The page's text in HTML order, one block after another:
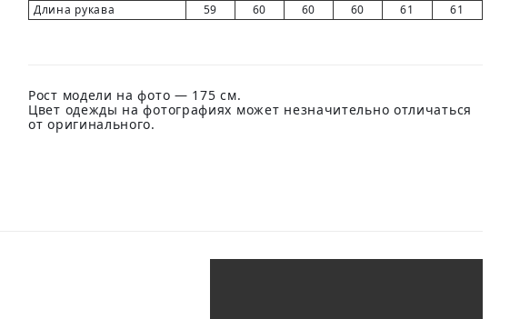
Длина рукава
59 60 60 60 61 61
Рост модели на фото — 175 см.
Цвет одежды на фотографиях может незначительно отличаться
от оригинального.